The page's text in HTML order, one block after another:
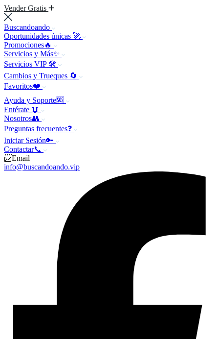
Vender Gratis
Buscandoando
Oportunidades únicas 🚀
Promociones🔥
Servicios y Más✨
Servicios VIP 🛠️
Cambios y Trueques 🔄
Favoritos❤️
Ayuda y Soporte🆘
Entérate 📖
Nosotros👥
Preguntas frecuentes❓
Iniciar Sesión🔑
Contactar📞
📨Email
info@buscandoando.vip